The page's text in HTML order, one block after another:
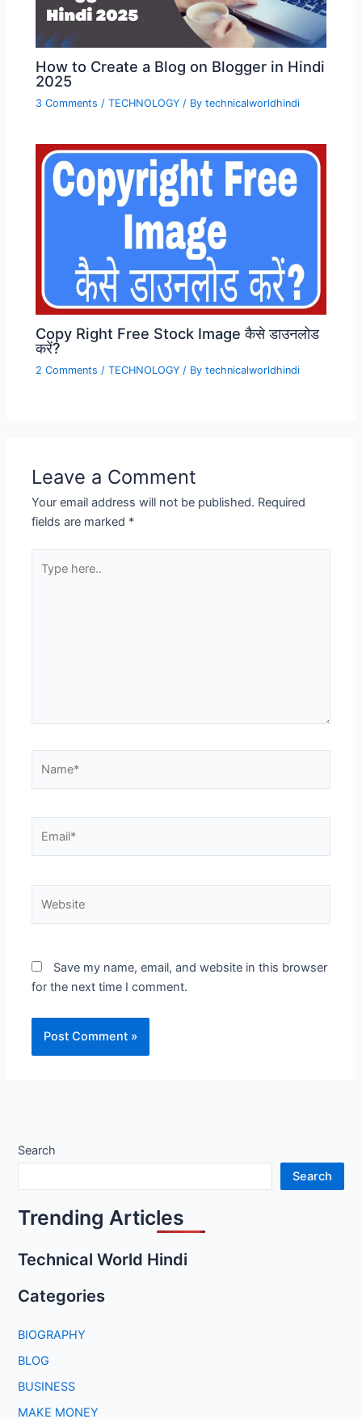
How to Create a Blog on Blogger in Hindi
2025
3 Comments /TECHNOLOGY / Bytechnicalworldhindi
Copy Right Free Stock Image कैसे डाउनलोड
करें?
2 Comments /TECHNOLOGY / Bytechnicalworldhindi
Leave a Comment
Your email address will not be published. Required
fields are marked *
here..
Save my name, email, and website in this browser
for the next time I comment.
Search
Search
Trending Articles
Technical World Hindi
Categories
BIOGRAPHY
BLOG
BUSINESS
MAKE MONEY